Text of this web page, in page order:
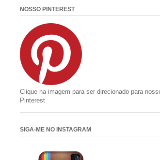
NOSSO PINTEREST
Clique na imagem para ser direcionado para
Pinterest
SIGA-ME NO INSTAGRAM